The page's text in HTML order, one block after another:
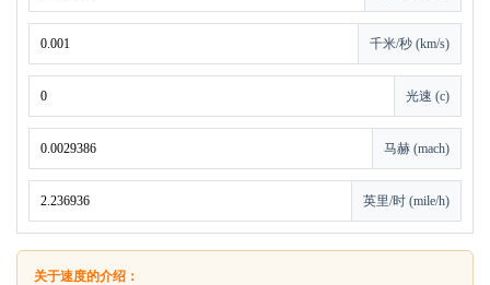
千米/秒 (km/s)
光速 (c)
马赫 (mach)
英里/时 (mile/h)
关于速度的介绍：